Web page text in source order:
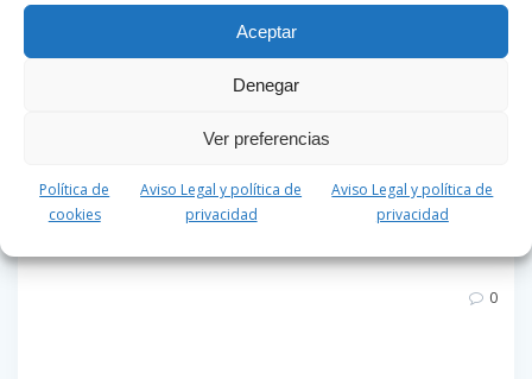
Aceptar
Denegar
Ver preferencias
Política de
cookies
Aviso Legal y política de
privacidad
Aviso Legal y política de
privacidad
contraste.
presente los tiempos de cocción. Las patatas estarán
0